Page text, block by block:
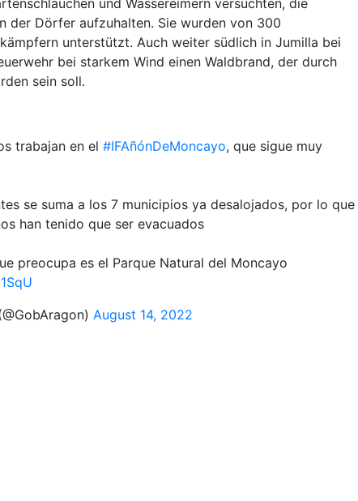
und Wassereimern versuchten, die
der Dörfer aufzuhalten. Sie wurden von 300
unterstützt. Auch weiter südlich in Jumilla bei
bei starkem Wind einen Waldbrand, der durch
sein soll.
trabajan en el #IFAñónDeMoncayo, que sigue muy
se suma a los 7 municipios ya desalojados, por lo que
han tenido que ser evacuados
preocupa es el Parque Natural del Moncayo
August 14, 2022